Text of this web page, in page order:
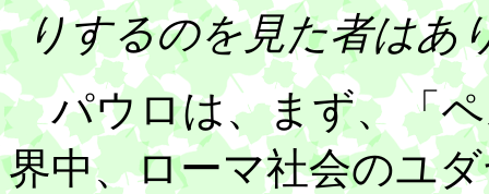
りするのを見た者はあ
パウロは、まず、「ペ
界中、ローマ社会のユ